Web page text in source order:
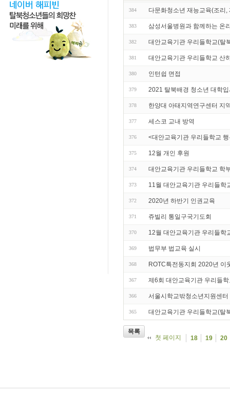
384 다문화청소년 재능교육(조리,
383 삼성서울병원과 함께하는 온
382 대안교육기관 우리들학교(탈
381 대안교육기관 우리들학교 산
380 인턴쉽 면접
379 2021 탈북배경 청소년 대학
378 한양대 아태지역연구센터 지
377 세스코 교내 방역
376 <대안교육기관 우리들학교
375 12월 개인 후원
374 대안교육기관 우리들학교 학
373 11월 대안교육기관 우리들학
372 2020년 하반기 인권교육
371 쥬빌리 통일구국기도회
370 12월 대안교육기관 우리들학
369 법무부 법교육 실시
368 ROTC특전동지회 2020년 이
367 제6회 대안교육기관 우리들
366 서울시학교밖청소년지원센
365 대안교육기관 우리들학교(탈
목록
첫 페이지
18 19 20